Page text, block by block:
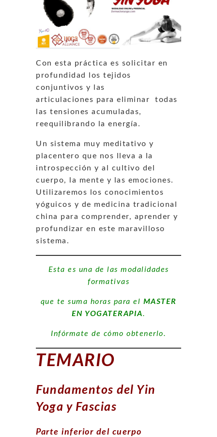
Con esta práctica es solicitar en
profundidad los tejidos
conjuntivos y las
articulaciones para eliminar todas
las tensiones acumuladas,
reequilibrando la energía.
Un sistema muy meditativo y
placentero que nos lleva a la
introspección y al cultivo del
cuerpo, la mente y las emociones.
Utilizaremos los conocimientos
yóguicos y de medicina tradicional
china para comprender, aprender y
profundizar en este maravilloso
sistema.
Esta es una de las modalidades
formativas
que te suma horas para el MASTER
EN YOGATERAPIA.
Infórmate de cómo obtenerlo.
TEMARIO
Fundamentos del Yin
Yoga y Fascias
Parte inferior del cuerpo